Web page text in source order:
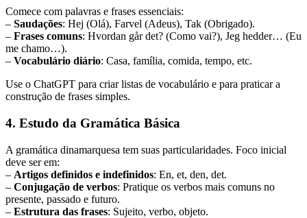
Comece com palavras e frases essenciais:
– Saudações: Hej (Olá), Farvel (Adeus), Tak (Obrigado).
– Frases comuns: Hvordan går det? (Como vai?), Jeg hedder… (Eu
me chamo…).
– Vocabulário diário: Casa, família, comida, tempo, etc.
Use o ChatGPT para criar listas de vocabulário e para praticar a
construção de frases simples.
4. Estudo da Gramática Básica
A gramática dinamarquesa tem suas particularidades. Foco inicial
deve ser em:
– Artigos definidos e indefinidos: En, et, den, det.
– Conjugação de verbos: Pratique os verbos mais comuns no
presente, passado e futuro.
– Estrutura das frases: Sujeito, verbo, objeto.